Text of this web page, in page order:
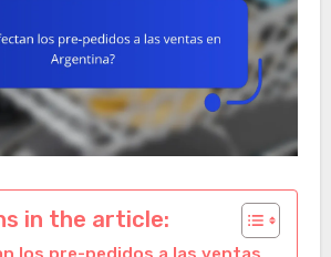
in the article: